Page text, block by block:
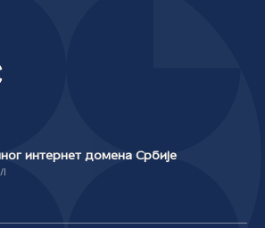
интернет домена Србије